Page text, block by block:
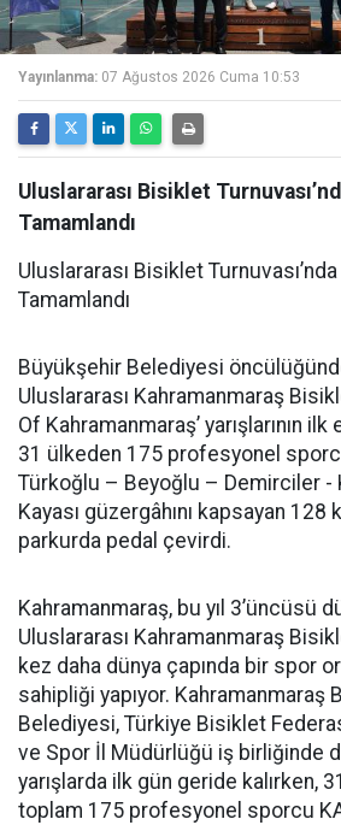
Yayınlanma: 07 Ağustos 2026 Cuma 10:53
Uluslararası Bisiklet
Tamamlandı
Uluslararası Bisiklet
Tamamlandı
Büyükşehir Belediyesi
Uluslararası Kahramanmaraş
Of Kahramanmaraş’ yarışlarının ilk
31 ülkeden 175 profesyonel
Türkoğlu – Beyoğlu – Demirciler -
Kayası güzergâhını kapsayan
parkurda pedal çevirdi.
Kahramanmaraş, bu yıl 3’üncüsü
Uluslararası Kahramanmaraş
kez daha dünya çapında bir spor
sahipliği yapıyor. Kahramanmaraş
Belediyesi, Türkiye Bisiklet
ve Spor İl Müdürlüğü iş birliğinde
yarışlarda ilk gün geride kalırken,
toplam 175 profesyonel sporcu